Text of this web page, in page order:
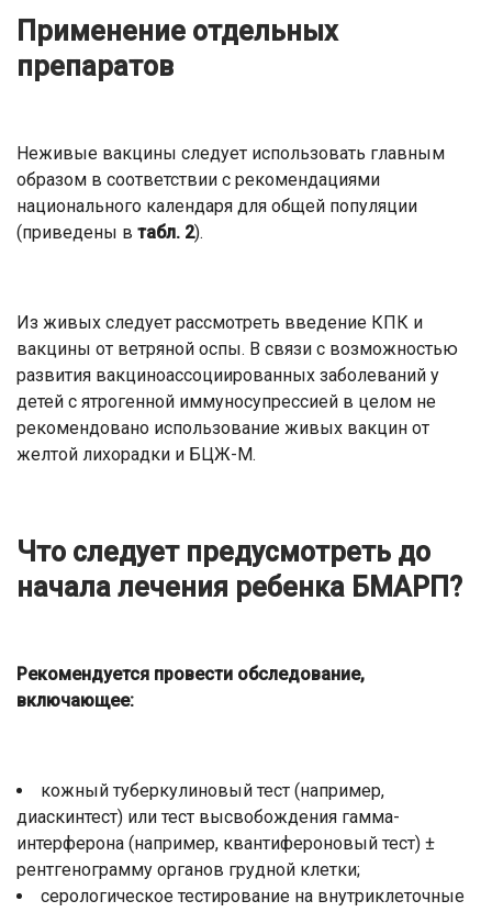
Применение отдельных
препаратов
Неживые вакцины следует использовать главным
образом в соответствии с рекомендациями
национального календаря для общей популяции
(приведены в табл. 2).
Из живых следует рассмотреть введение КПК и
вакцины от ветряной оспы. В связи с возможностью
развития вакциноассоциированных заболеваний у
детей с ятрогенной иммуносупрессией в целом не
рекомендовано использование живых вакцин от
желтой лихорадки и БЦЖ-М.
Что следует предусмотреть до
начала лечения ребенка БМАРП?
Рекомендуется провести обследование,
включающее:
кожный туберкулиновый тест (например,
диаскинтест) или тест высвобождения гамма-
интерферона (например, квантифероновый тест) ±
рентгенограмму органов грудной клетки;
серологическое тестирование на внутриклеточные